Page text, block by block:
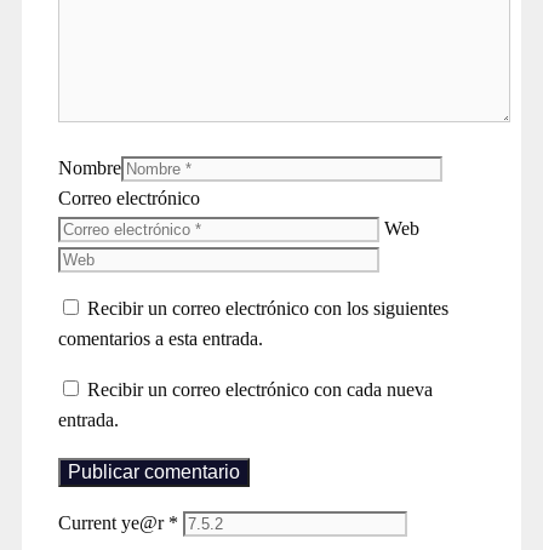
Nombre
Correo electrónico
Web
Recibir un correo electrónico con los siguientes
comentarios a esta entrada.
Recibir un correo electrónico con cada nueva
entrada.
Current ye@r *